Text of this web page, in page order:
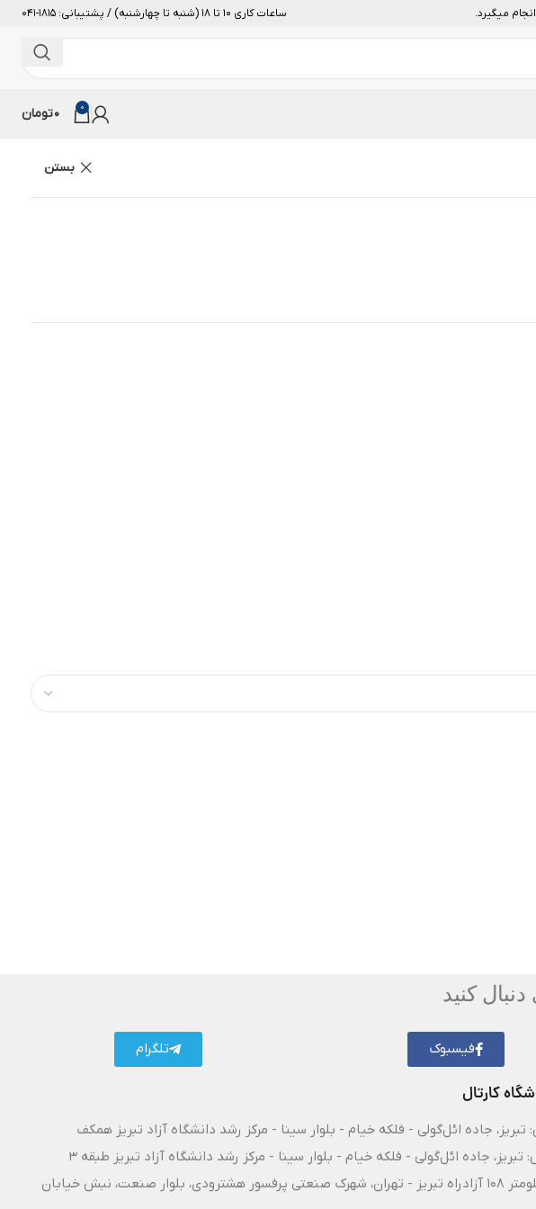
میگیرد. ساعات کاری 10 تا 18 (شنبه تا چهارشنبه) / پشتیبانی: 1815-041
0
0تومان
بستن
کنید
فیسبوک تلگرام
کارتال
جاده ائل‌گولی - فلکه خیام - بلوار سینا - مرکز رشد دانشگاه آزاد تبریز همکف
تبریز، جاده ائل‌گولی - فلکه خیام - بلوار سینا - مرکز رشد دانشگاه آزاد تبریز طبقه 3
کارخانه: کیلومتر ۱۰۸ آزادراه تبریز - تهران، شهرک صنعتی پرفسور هشترودی، بلوار صنعت، نبش خیابان